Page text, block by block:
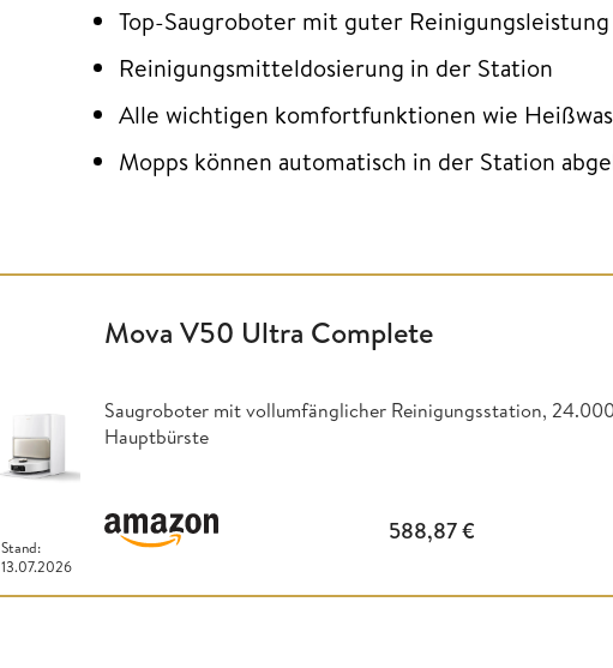
Top-Saugroboter mit guter
Reinigungsmitteldosierung in der Station
Alle wichtigen komfortfunktionen wie
Mopps können automatisch in der Station
Stand:
13.07.2026
Mova V50 Ultra Complete
Saugroboter mit vollumfänglicher Reinigungsstation,
Hauptbürste
588,87€